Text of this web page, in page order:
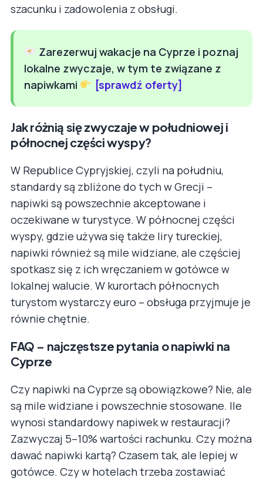
szacunku i zadowolenia z obsługi.
Zarezerwuj wakacje na Cyprze i poznaj
lokalne zwyczaje, w tym te związane z
napiwkami
[sprawdź oferty]
Jak różnią się zwyczaje w południowej i
północnej części wyspy?
W Republice Cypryjskiej, czyli na południu,
standardy są zbliżone do tych w Grecji –
napiwki są powszechnie akceptowane i
oczekiwane w turystyce. W północnej części
wyspy, gdzie używa się także liry tureckiej,
napiwki również są mile widziane, ale częściej
spotkasz się z ich wręczaniem w gotówce w
lokalnej walucie. W kurortach północnych
turystom wystarczy euro – obsługa przyjmuje je
równie chętnie.
FAQ – najczęstsze pytania o napiwki na
Cyprze
Czy napiwki na Cyprze są obowiązkowe? Nie, ale
są mile widziane i powszechnie stosowane. Ile
wynosi standardowy napiwek w restauracji?
Zazwyczaj 5–10% wartości rachunku. Czy można
dawać napiwki kartą? Czasem tak, ale lepiej w
gotówce. Czy w hotelach trzeba zostawiać